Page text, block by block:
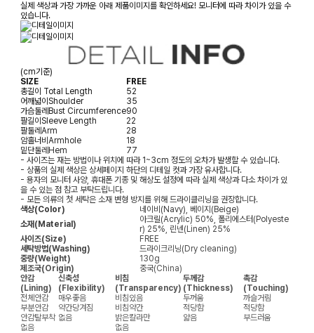
실제 색상과 가장 가까운 아래 제품이미지를 확인하세요! 모니터에 따라 차이가 있을 수
있습니다.
(cm기준)
SIZE
FREE
총길이 Total Length
52
어깨넓이 Shoulder
35
가슴둘레 Bust Circumference90
팔길이 Sleeve Length
22
팔둘레 Arm
28
암홀너비 Armhole
18
밑단둘레 Hem
77
- 사이즈는 재는 방법이나 위치에 따라 1~3cm 정도의 오차가 발생할 수 있습니다.
- 상품의 실제 색상은 상세페이지 하단의 디테일 컷과 가장 유사합니다.
- 용자의 모니터 사양, 휴대폰 기종 및 해상도 설정에 따라 실제 색상과 다소 차이가 있
을 수 있는 점 참고 부탁드립니다.
- 모든 의류의 첫 세탁은 소재 변형 방지를 위해 드라이클리닝을 권장합니다.
색상(Color)
네이비(Navy), 베이지(Beige)
소재(Material)
아크릴(Acrylic) 50%, 폴리에스터(Polyeste
r) 25%, 린넨(Linen) 25%
사이즈(Size)
FREE
세탁방법(Washing)
드라이크리닝(Dry cleaning)
중량(Weight)
130g
제조국(Origin)
중국(China)
안감
(Lining)
신축성
(Flexibility)
비침
(Transparency)
두께감
(Thickness)
촉감
(Touching)
전체안감
매우좋음 비침있음 두꺼움
까슬거림
부분안감
약간당겨짐 비침약간 적당함
적당함
안감탈부착 없음 밝은칼라만 얇음
부드러움
없음
없음